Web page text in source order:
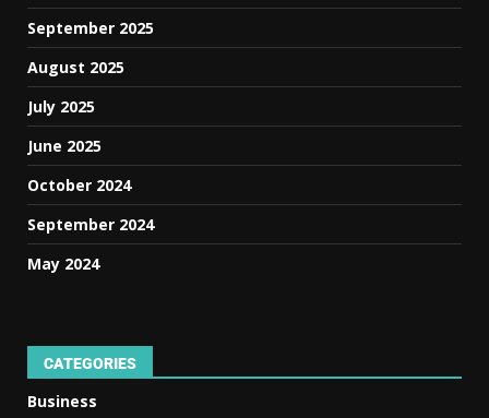
September 2025
August 2025
July 2025
June 2025
October 2024
September 2024
May 2024
CATEGORIES
Business